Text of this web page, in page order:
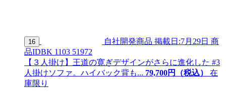
16 自社開発商品 掲載日:7月29日 商
品IDBK 1103 51972
【３人掛け】王道の寛ぎデザインがさらに進化した #3
人掛けソファ。ハイバック背も... 79,700円（税込）
在
庫限り